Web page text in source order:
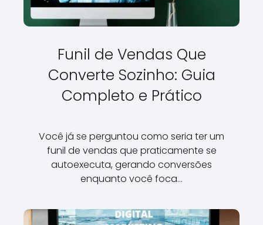
Funil de Vendas Que
Converte Sozinho: Guia
Completo e Prático
Você já se perguntou como seria ter um
funil de vendas que praticamente se
autoexecuta, gerando conversões
enquanto você foca…